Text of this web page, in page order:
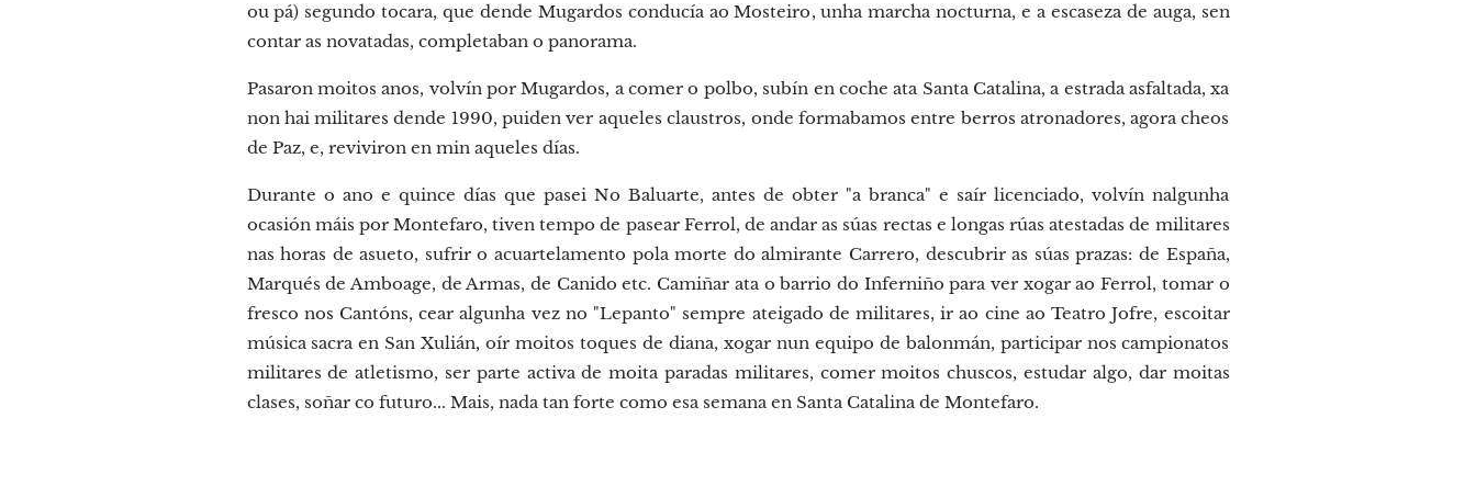
ou pá) segundo tocara, que dende Mugardos conducía ao Mosteiro, unha marcha nocturna, e a escaseza de auga, sen
contar as novatadas, completaban o panorama.
Pasaron moitos anos, volvín por Mugardos, a comer o polbo, subín en coche ata Santa Catalina, a estrada asfaltada, xa
non hai militares dende 1990, puiden ver aqueles claustros, onde formabamos entre berros atronadores, agora cheos
de Paz, e, reviviron en min aqueles días.
Durante o ano e quince días que pasei No Baluarte, antes de obter "a branca" e saír licenciado, volvín nalgunha
ocasión máis por Montefaro, tiven tempo de pasear Ferrol, de andar as súas rectas e longas rúas atestadas de militares
nas horas de asueto, sufrir o acuartelamento pola morte do almirante Carrero, descubrir as súas prazas: de España,
Marqués de Amboage, de Armas, de Canido etc. Camiñar ata o barrio do Inferniño para ver xogar ao Ferrol, tomar o
fresco nos Cantóns, cear algunha vez no "Lepanto" sempre ateigado de militares, ir ao cine ao Teatro Jofre, escoitar
música sacra en San Xulián, oír moitos toques de diana, xogar nun equipo de balonmán, participar nos campionatos
militares de atletismo, ser parte activa de moita paradas militares, comer moitos chuscos, estudar algo, dar moitas
clases, soñar co futuro... Mais, nada tan forte como esa semana en Santa Catalina de Montefaro.